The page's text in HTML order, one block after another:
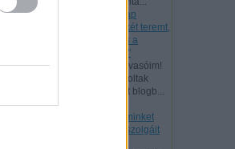
(2023.10.02. 22:41
- Vasárnap
[2023.10.01.] "Az igazság békét teremt,
és az igazság a nyugalmat és a
biztonságot szolgálja örökké!"
Andreas:Tisztelt hűséges Olvasóim!
Augusztus 10-től 21-ig nem voltak
elérhetőek a naponta feltöltött blogb...
(2023.08.21. 22:46
[2023.08.21.] "Úgy tekintsen minket
minden ember, mint Krisztus szolgáit